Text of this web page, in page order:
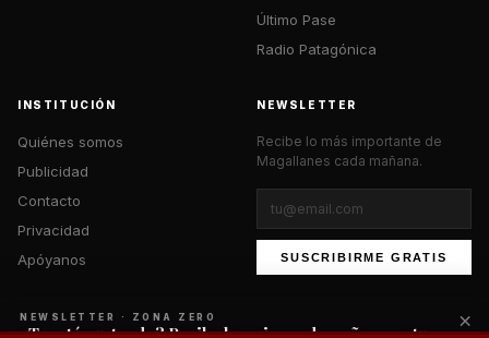
Último Pase
Radio Patagónica
INSTITUCIÓN
Quiénes somos
Publicidad
Contacto
Privacidad
Apóyanos
NEWSLETTER
Recibe lo más importante de
Magallanes cada mañana.
SUSCRIBIRME GRATIS
NEWSLETTER · ZONA ZERO
¿Te está gustando? Recibe lo mejor cada mañana en tu ×